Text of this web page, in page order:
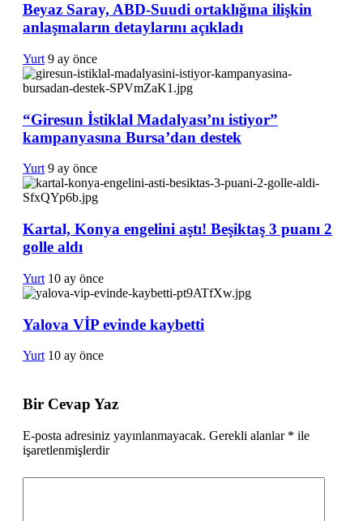
Beyaz Saray, ABD-Suudi ortaklığına ilişkin
anlaşmaların detaylarını açıkladı
Yurt 9 ay önce
“Giresun İstiklal Madalyası’nı istiyor”
kampanyasına Bursa’dan destek
Yurt 9 ay önce
Kartal, Konya engelini aştı! Beşiktaş 3 puanı 2
golle aldı
Yurt 10 ay önce
Yalova VİP evinde kaybetti
Yurt 10 ay önce
Bir Cevap Yaz
E-posta adresiniz yayınlanmayacak. Gerekli alanlar * ile
işaretlenmişlerdir